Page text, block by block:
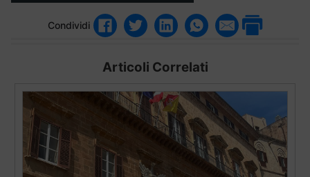
Condividi
Articoli Correlati